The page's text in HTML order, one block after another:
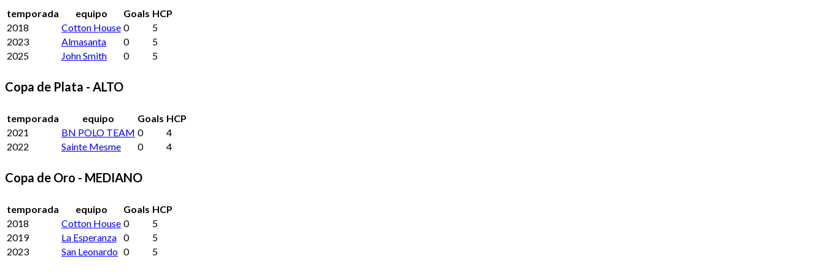
temporada equipo Goals HCP
2018
Cotton House 0
5
2023
Almasanta 0
5
2025
John Smith 0 5
Copa de Plata - ALTO
temporada equipo Goals HCP
2021
BN POLO TEAM 0
4
2022
Sainte Mesme 0 4
Copa de Oro - MEDIANO
temporada equipo Goals HCP
2018
Cotton House 0
5
2019
La Esperanza 0
5
2023
San Leonardo 0 5